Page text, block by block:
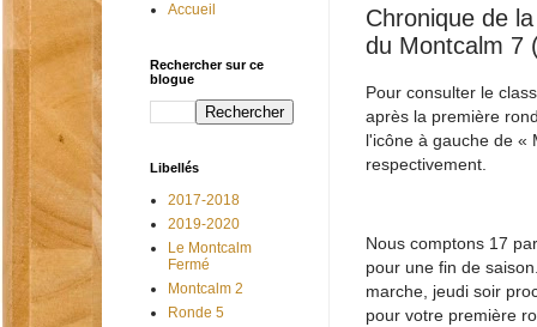
Chronique de
du Montcalm 7
Pour consulter le
après la première
l'icône à gauche de «
respectivement.
Nous comptons 17
pour une fin de
marche, jeudi soir
pour votre première
Accueil
Rechercher sur ce
blogue
Libellés
2017-2018
2019-2020
Le Montcalm
Fermé
Montcalm 2
Ronde 5